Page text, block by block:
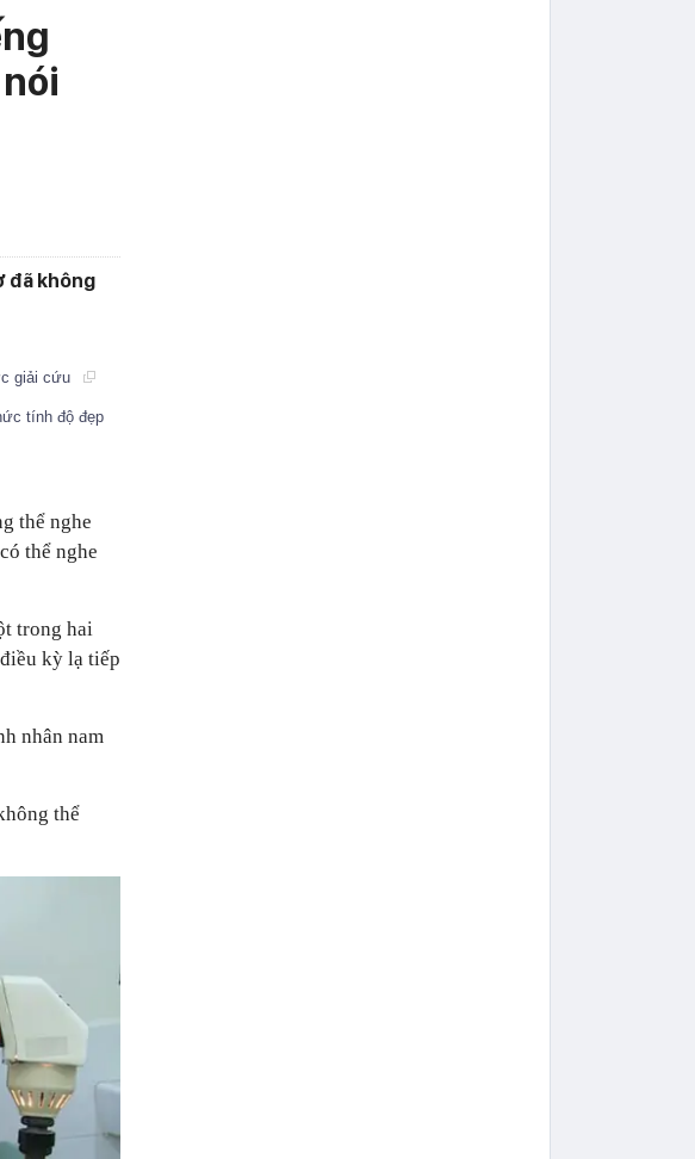
đã không
giải cứu
tính độ đẹp
thể nghe
thể nghe
trong hai
kỳ lạ tiếp
nhân nam
thể